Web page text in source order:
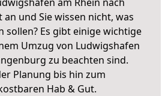
und Sie wissen nicht, was
sollen? Es gibt einige wichtige
Umzug von Ludwigshafen
zu beachten sind.
Planung bis hin zum
Hab & Gut.